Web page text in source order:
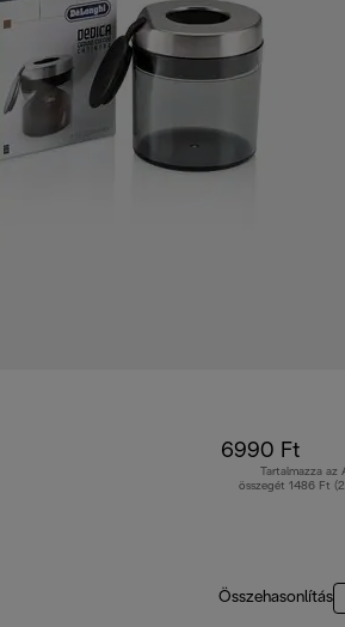
6990 Ft
Tartalmazza az
összegét 1486 Ft
Összehasonlítás